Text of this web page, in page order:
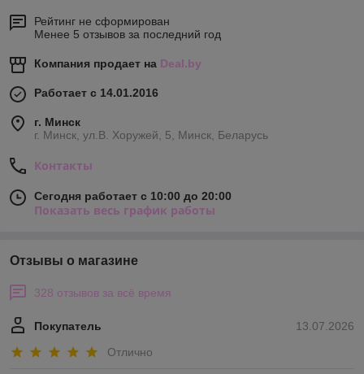
Рейтинг не сформирован
Менее 5 отзывов за последний год
Компания продает на Deal.by
Работает с 14.01.2016
г. Минск
г. Минск, ул.В. Хоружей, 5, Минск, Беларусь
Контакты
Сегодня работает с 10:00 до 20:00
Показать весь график работы
Отзывы о магазине
328 отзывов за всё время
13.07.2026
Покупатель
Отлично